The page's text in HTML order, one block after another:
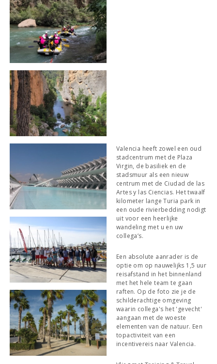
Valencia heeft zowel een oud
stadcentrum met de Plaza
Virgin, de basiliek en de
stadsmuur als een nieuw
centrum met de Ciudad de las
Artes y las Ciencias. Het twaalf
kilometer lange Turia park in
een oude rivierbedding nodigt
uit voor een heerlijke
wandeling met u en uw
collega’s.
Een absolute aanrader is de
optie om op nauwelijks 1,5 uur
reisafstand in het binnenland
met het hele team te gaan
raften. Op de foto zie je de
schilderachtige omgeving
waarin collega's het 'gevecht'
aangaan met de woeste
elementen van de natuur. Een
topactiviteit van een
incentivereis naar Valencia.